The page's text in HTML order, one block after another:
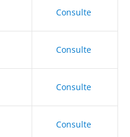
Consulte
Consulte
Consulte
Consulte